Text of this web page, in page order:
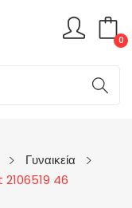
0
Γυναικεία
2106519 46